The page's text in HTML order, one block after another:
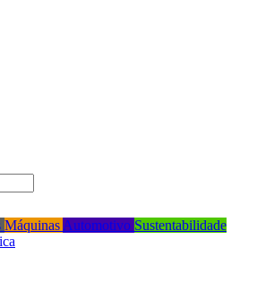
Máquinas Automotivo Sustentabilidade